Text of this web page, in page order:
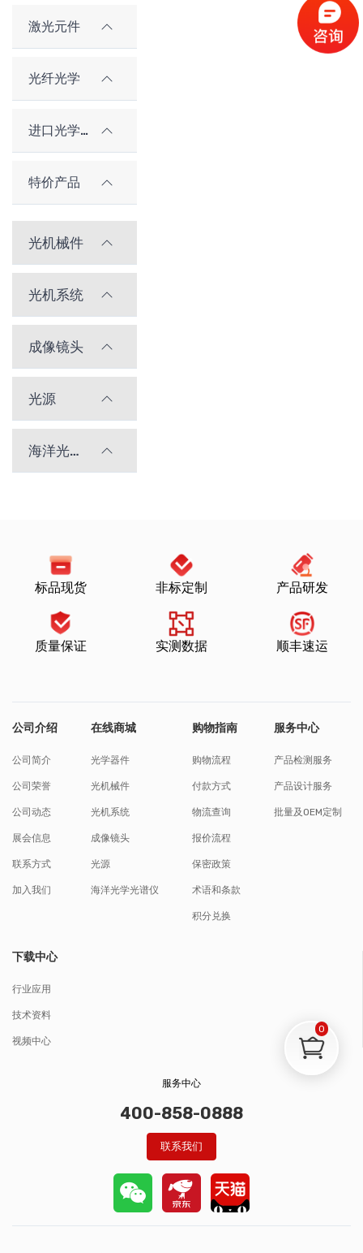
激光元件
光纤光学
进口光学元件
特价产品
光机械件
光机系统
成像镜头
光源
海洋光学光谱仪
标品现货 非标定制 产品研发
质量保证 实测数据 顺丰速运
公司介绍
公司简介
公司荣誉
公司动态
展会信息
联系方式
加入我们
在线商城
光学器件
光机械件
光机系统
成像镜头
光源
海洋光学光谱仪
购物指南
购物流程
付款方式
物流查询
报价流程
保密政策
术语和条款
积分兑换
服务中心
产品检测服务
产品设计服务
批量及OEM定制
下载中心
行业应用
技术资料
视频中心
服务中心
400-858-0888
联系我们
0